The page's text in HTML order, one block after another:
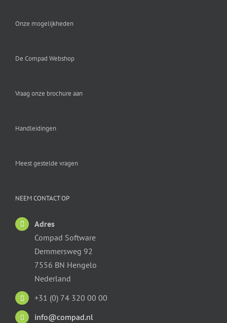
Onze mogelijkheden
De Compad Webshop
Vraag onze brochure aan
Handleidingen
Meest gestelde vragen
NEEM CONTACT OP
Adres
Compad Software
Demmersweg 92
7556 BN Hengelo
Nederland
+31 (0) 74 320 00 00
info@compad.nl